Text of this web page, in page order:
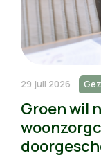
29 juli 2026
Groen wil